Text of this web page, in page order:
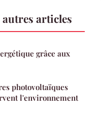
articles
grâce aux
photovoltaïques
l'environnement